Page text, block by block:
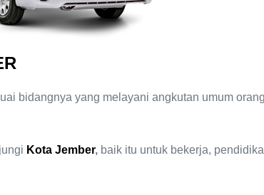
bidangnya yang melayani angkutan umum
Kota Jember, baik itu untuk bekerja,